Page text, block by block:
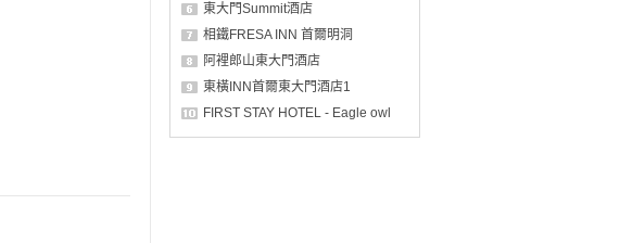
東大門Summit酒店
相鐵FRESA INN 首爾明洞
阿裡郎山東大門酒店
東橫INN首爾東大門酒店1
FIRST STAY HOTEL - Eagle owl